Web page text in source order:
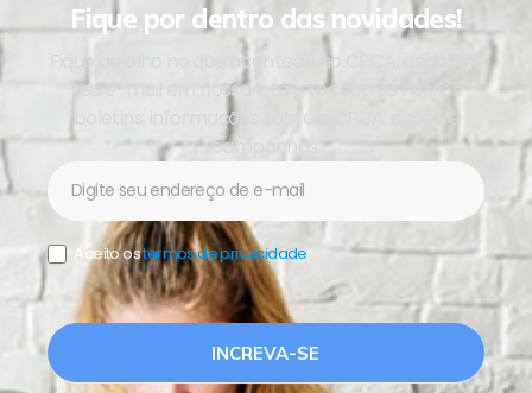
Fique por dentro das novidades!
Fique de olho no que acontece no CPCA, cadastre
seu e-mail em nossa lista e receba os nossos
boletins, informações sobre o CPCA, ações e
campanhas.
Aceito ostermos de privacidade.
INCREVA-SE